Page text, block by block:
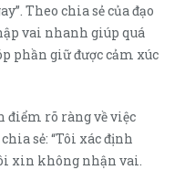
Theo chia sẻ của đạo
vai nhanh giúp quá
phần giữ được cảm xúc
điểm rõ ràng về việc
sẻ: “Tôi xác định
xin không nhận vai.